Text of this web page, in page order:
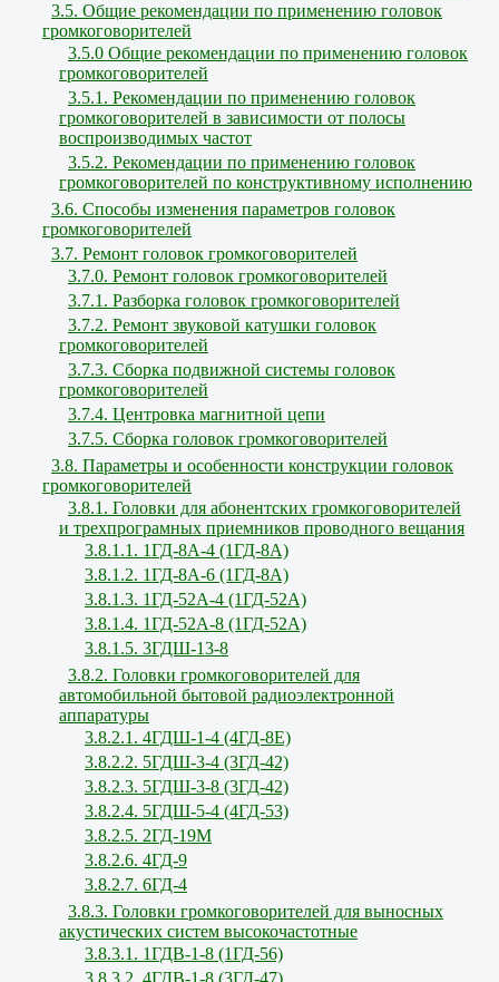
3.5. Общие рекомендации по применению головок
громкоговорителей
3.5.0 Общие рекомендации по применению головок
громкоговорителей
3.5.1. Рекомендации по применению головок
громкоговорителей в зависимости от полосы
воспроизводимых частот
3.5.2. Рекомендации по применению головок
громкоговорителей по конструктивному исполнению
3.6. Способы изменения параметров головок
громкоговорителей
3.7. Ремонт головок громкоговорителей
3.7.0. Ремонт головок громкоговорителей
3.7.1. Разборка головок громкоговорителей
3.7.2. Ремонт звуковой катушки головок
громкоговорителей
3.7.3. Сборка подвижной системы головок
громкоговорителей
3.7.4. Центровка магнитной цепи
3.7.5. Сборка головок громкоговорителей
3.8. Параметры и особенности конструкции головок
громкоговорителей
3.8.1. Головки для абонентских громкоговорителей
и трехпрограмных приемников проводного вещания
3.8.1.1. 1ГД-8А-4 (1ГД-8А)
3.8.1.2. 1ГД-8А-6 (1ГД-8А)
3.8.1.3. 1ГД-52А-4 (1ГД-52А)
3.8.1.4. 1ГД-52А-8 (1ГД-52А)
3.8.1.5. 3ГДШ-13-8
3.8.2. Головки громкоговорителей для
автомобильной бытовой радиоэлектронной
аппаратуры
3.8.2.1. 4ГДШ-1-4 (4ГД-8Е)
3.8.2.2. 5ГДШ-3-4 (3ГД-42)
3.8.2.3. 5ГДШ-3-8 (3ГД-42)
3.8.2.4. 5ГДШ-5-4 (4ГД-53)
3.8.2.5. 2ГД-19М
3.8.2.6. 4ГД-9
3.8.2.7. 6ГД-4
3.8.3. Головки громкоговорителей для выносных
акустических систем высокочастотные
3.8.3.1. 1ГДВ-1-8 (1ГД-56)